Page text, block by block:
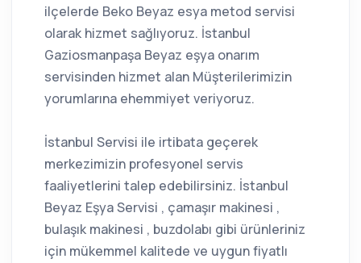
ilçelerde Beko Beyaz esya metod servisi
olarak hizmet sağlıyoruz. İstanbul
Gaziosmanpaşa Beyaz eşya onarım
servisinden hizmet alan Müşterilerimizin
yorumlarına ehemmiyet veriyoruz.
İstanbul Servisi ile irtibata geçerek
merkezimizin profesyonel servis
faaliyetlerini talep edebilirsiniz. İstanbul
Beyaz Eşya Servisi , çamaşır makinesi ,
bulaşık makinesi , buzdolabı gibi ürünleriniz
için mükemmel kalitede ve uygun fiyatlı